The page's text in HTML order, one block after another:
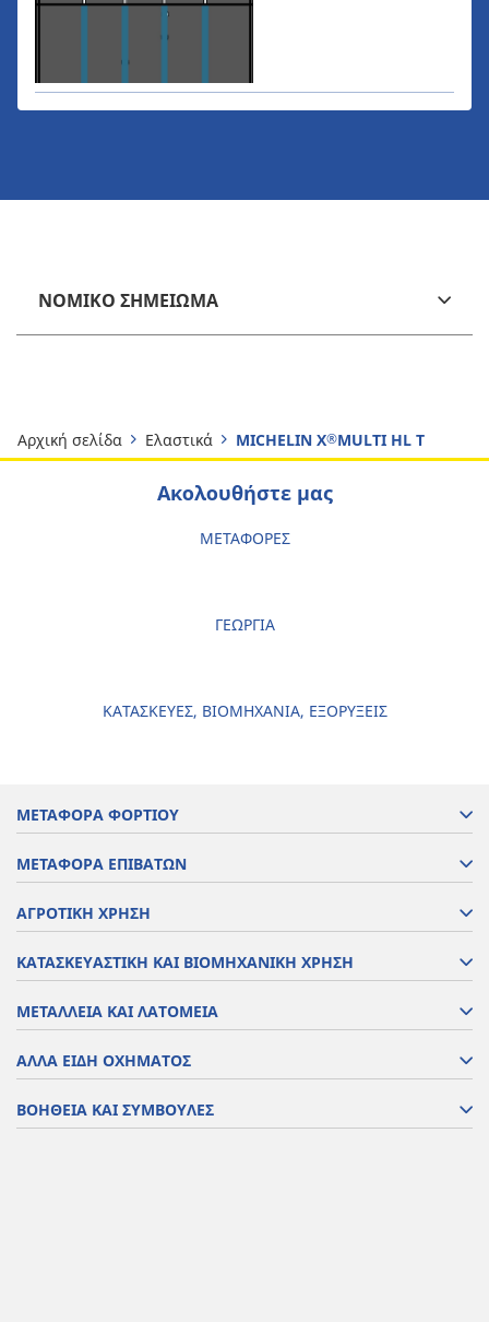
ΝΟΜΙΚΟ ΣΗΜΕΙΩΜΑ
Αρχική σελίδα Ελαστικά MICHELIN X®MULTI HL T
Ακολουθήστε μας
ΜΕΤΑΦΟΡΕΣ
ΓΕΩΡΓΙΑ
ΚΑΤΑΣΚΕΥΕΣ, ΒΙΟΜΗΧΑΝΙΑ, ΕΞΟΡΥΞΕΙΣ
ΜΕΤΑΦΟΡΑ ΦΟΡΤΙΟΥ
ΜΕΤΑΦΟΡΑ ΕΠΙΒΑΤΩΝ
ΑΓΡΟΤΙΚΗ ΧΡΗΣΗ
ΚΑΤΑΣΚΕΥΑΣΤΙΚΗ ΚΑΙ ΒΙΟΜΗΧΑΝΙΚΗ ΧΡΗΣΗ
ΜΕΤΑΛΛΕΙΑ ΚΑΙ ΛΑΤΟΜΕΙΑ
ΑΛΛΑ ΕΙΔΗ ΟΧΗΜΑΤΟΣ
ΒΟΗΘΕΙΑ ΚΑΙ ΣΥΜΒΟΥΛΕΣ